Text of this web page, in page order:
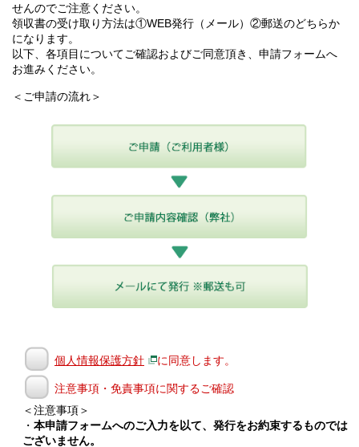
せんのでご注意ください。
領収書の受け取り方法は①WEB発行（メール）②郵送のどちらか
になります。
以下、各項目についてご確認およびご同意頂き、申請フォームへ
お進みください。
＜ご申請の流れ＞
個人情報保護方針 に同意します。
注意事項・免責事項に関するご確認
＜注意事項＞
・ 本申請フォームへのご入力を以て、発行をお約束するものでは
ございません。